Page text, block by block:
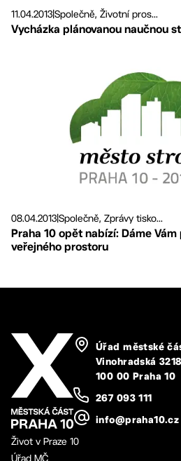
11.04.2013Společně, Životní pros...
Vycházka plánovanou naučnou
08.04.2013Společně, Zprávy tisko...
Praha 10 opět nabízí: Dáme
veřejného prostoru
Úřad městské
Vinohradská
100 00 Praha 10
267 093 111
info@praha10.cz
Život v Praze 10
Úřad MČ